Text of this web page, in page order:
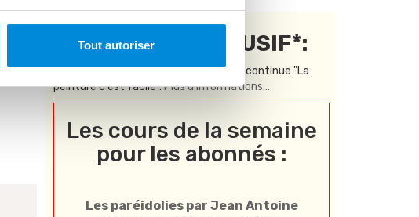
Tout autoriser
CONTENU EXCLUSIF*:
* Réservé aux abonnés à la formation continue "La
peinture c'est facile".Plus d'informations...
Les cours de la semaine
pour les abonnés :
Les paréidolies par Jean Antoine